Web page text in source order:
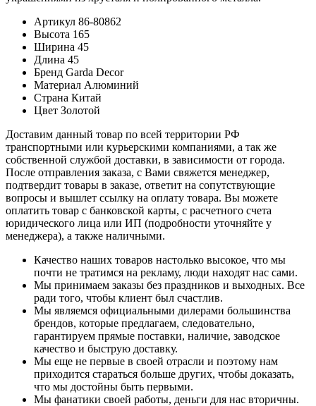
Артикул 86-80862
Высота 165
Ширина 45
Длина 45
Бренд Garda Decor
Материал Алюминий
Страна Китай
Цвет Золотой
Доставим данный товар по всей территории РФ
транспортными или курьерскими компаниями, а так же
собственной службой доставки, в зависимости от города.
После отправления заказа, с Вами свяжется менеджер,
подтвердит товары в заказе, ответит на сопутствующие
вопросы и вышлет ссылку на оплату товара. Вы можете
оплатить товар с банковской карты, с расчетного счета
юридического лица или ИП (подробности уточняйте у
менеджера), а также наличными.
Качество наших товаров настолько высокое, что мы
почти не тратимся на рекламу, люди находят нас сами.
Мы принимаем заказы без праздников и выходных. Все
ради того, чтобы клиент был счастлив.
Мы являемся официальными дилерами большинства
брендов, которые предлагаем, следовательно,
гарантируем прямые поставки, наличие, заводское
качество и быструю доставку.
Мы еще не первые в своей отрасли и поэтому нам
приходится стараться больше других, чтобы доказать,
что мы достойны быть первыми.
Мы фанатики своей работы, деньги для нас вторичны.